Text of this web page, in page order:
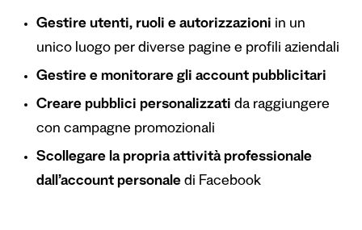
Gestire utenti, ruoli e autorizzazioni in un
unico luogo per diverse pagine e profili aziendali
Gestire e monitorare gli account pubblicitari
Creare pubblici personalizzati da raggiungere
con campagne promozionali
Scollegare la propria attività professionale
dall’account personale di Facebook